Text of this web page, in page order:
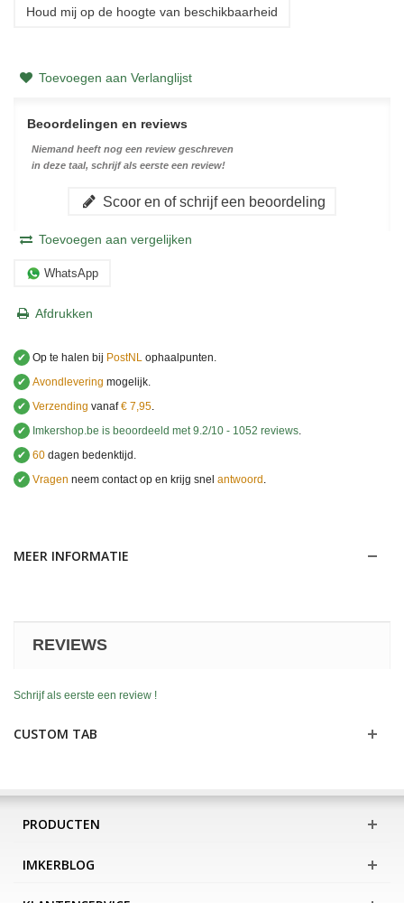
Houd mij op de hoogte van beschikbaarheid
Toevoegen aan Verlanglijst
Beoordelingen en reviews
Niemand heeft nog een review geschreven
in deze taal, schrijf als eerste een review!
Scoor en of schrijf een beoordeling
Toevoegen aan vergelijken
WhatsApp
Afdrukken
✔ Op te halen bij PostNL ophaalpunten.
✔ Avondlevering mogelijk.
✔ Verzending vanaf€ 7,95.
✔
Imkershop.be is beoordeeld met9.2/10 - 1052 reviews.
✔ 60 dagen bedenktijd.
✔ Vragen neem contact op en krijg snel antwoord .
MEER INFORMATIE
REVIEWS
Schrijf als eerste een review !
CUSTOM TAB
PRODUCTEN
IMKERBLOG